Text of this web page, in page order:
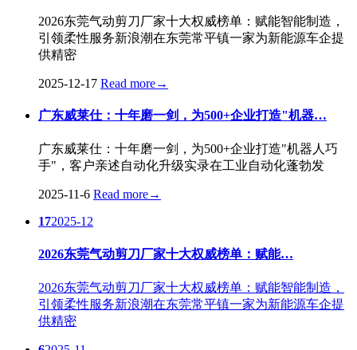
2026东莞气动剪刀厂家十大权威榜单：赋能智能制造，
引领柔性服务新浪潮在东莞常平镇一家为新能源车企提
供精密
2025-12-17 Read more→
广东威莱仕：十年磨一剑，为500+企业打造"机器…
广东威莱仕：十年磨一剑，为500+企业打造"机器人巧
手"，客户亲述自动化升级实录在工业自动化蓬勃发
2025-11-6 Read more→
172025-12
2026东莞气动剪刀厂家十大权威榜单：赋能…
2026东莞气动剪刀厂家十大权威榜单：赋能智能制造，
引领柔性服务新浪潮在东莞常平镇一家为新能源车企提
供精密